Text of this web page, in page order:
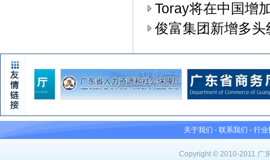
Toray将在中国增
俊富集团新增多
关于我们 - 联系我们 - 行业
Copyright © 2010-2011 广